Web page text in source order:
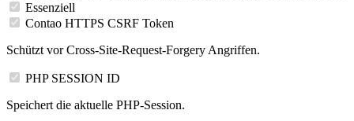
Essenziell
Contao HTTPS CSRF Token
Schützt vor Cross-Site-Request-Forgery Angriffen.
PHP SESSION ID
Speichert die aktuelle PHP-Session.